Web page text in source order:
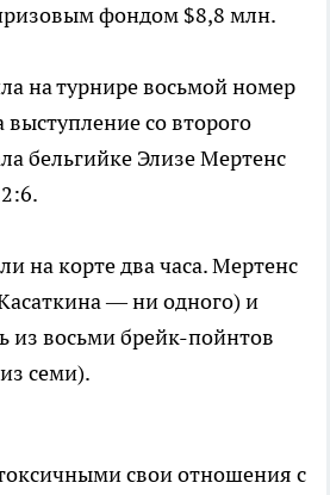
фондом $8,8 млн.
на турнире восьмой номер
выступление со второго
бельгийке Элизе Мертенс
на корте два часа. Мертенс
— ни одного) и
из восьми брейк-пойнтов
семи).
свои отношения с